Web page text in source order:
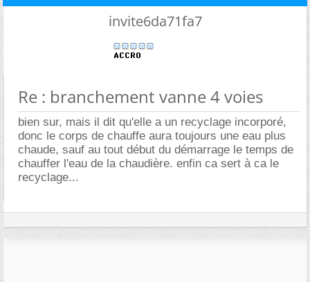
invite6da71fa7
Re : branchement vanne 4 voies
bien sur, mais il dit qu'elle a un recyclage incorporé,
donc le corps de chauffe aura toujours une eau plus
chaude, sauf au tout début du démarrage le temps de
chauffer l'eau de la chaudière. enfin ca sert à ca le
recyclage...